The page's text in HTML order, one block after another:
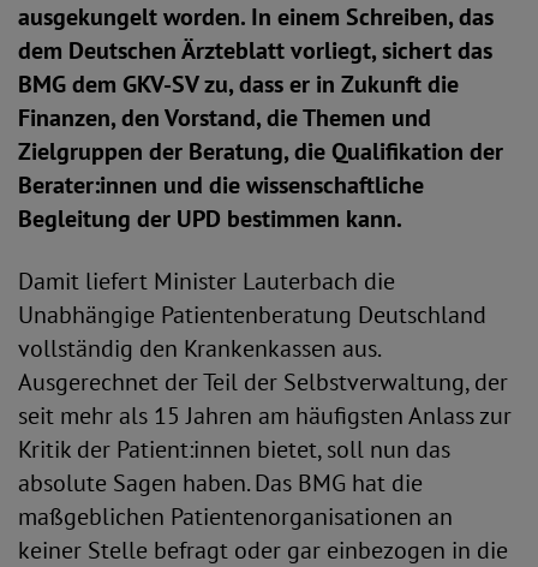
ausgekungelt worden. In einem Schreiben, das
dem Deutschen Ärzteblatt vorliegt, sichert das
BMG dem GKV-SV zu, dass er in Zukunft die
Finanzen, den Vorstand, die Themen und
Zielgruppen der Beratung, die Qualifikation der
Berater:innen und die wissenschaftliche
Begleitung der UPD bestimmen kann.
Damit liefert Minister Lauterbach die
Unabhängige Patientenberatung Deutschland
vollständig den Krankenkassen aus.
Ausgerechnet der Teil der Selbstverwaltung, der
seit mehr als 15 Jahren am häufigsten Anlass zur
Kritik der Patient:innen bietet, soll nun das
absolute Sagen haben. Das BMG hat die
maßgeblichen Patientenorganisationen an
keiner Stelle befragt oder gar einbezogen in die